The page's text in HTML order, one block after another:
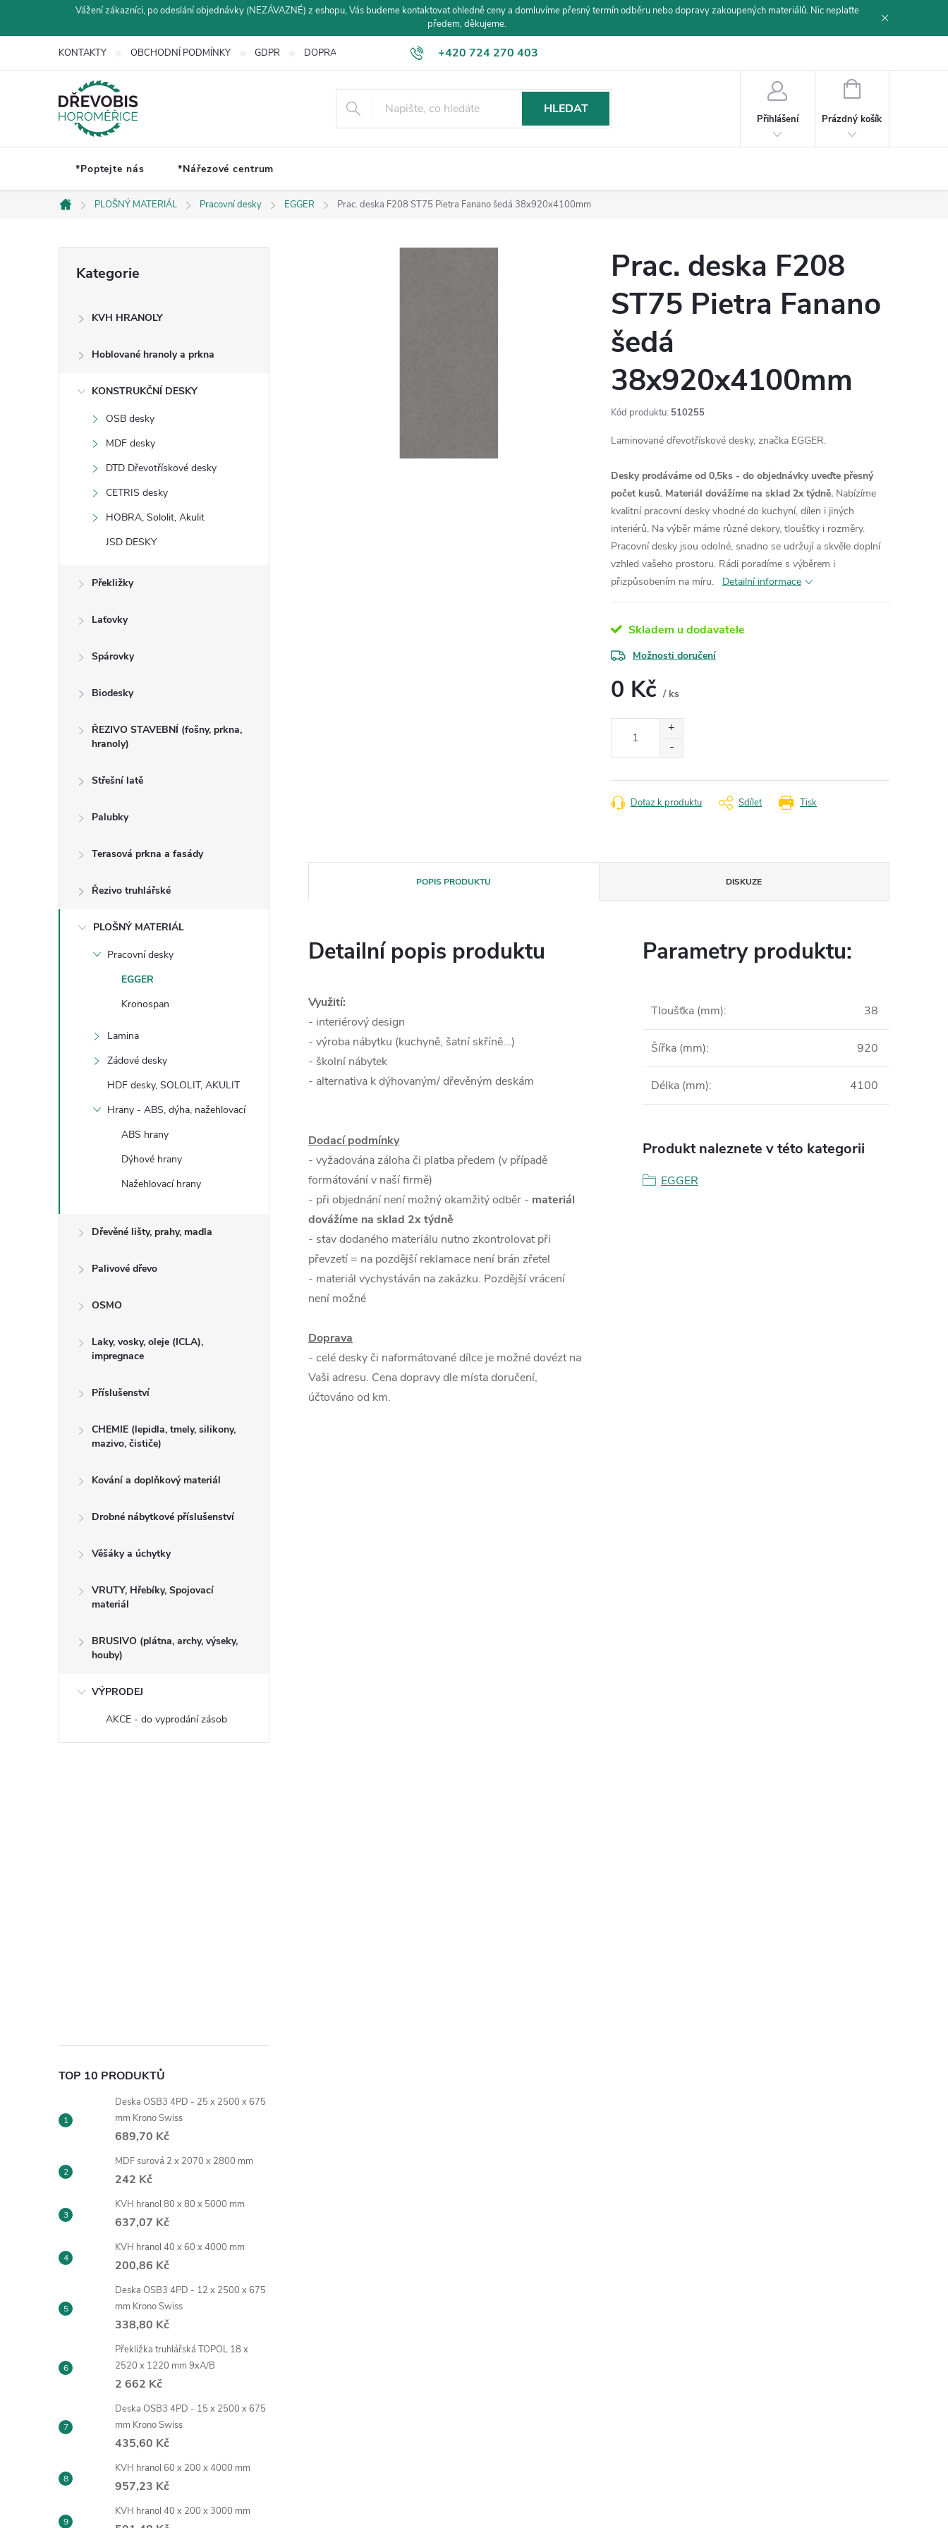
Vážení zákazníci, po odeslání objednávky (NEZÁVAZNÉ) z eshopu, Vás budeme kontaktovat ohledně ceny a domluvíme přesný termín odběru nebo dopravy zakoupených materiálů. Nic neplaťte
předem, děkujeme.
+420 724 270 403
KONTAKTY OBCHODNÍ PODMÍNKY GDPR DOPRAVA A PLATBA
HLEDAT
Přihlášení
NÁKUPNÍ
Prázdný košík
*Poptejte nás *Nářezové centrum
Domů
PLOŠNÝ MATERIÁL Pracovní desky EGGER Prac. deska F208 ST75 Pietra Fanano šedá 38x920x4100mm
kategorie
Kategorie
KVH HRANOLY
Hoblované hranoly a prkna
KONSTRUKČNÍ DESKY
OSB desky
MDF desky
DTD Dřevotřískové desky
CETRIS desky
HOBRA, Sololit, Akulit
JSD DESKY
Překližky
Laťovky
Spárovky
Biodesky
ŘEZIVO STAVEBNÍ (fošny, prkna,
hranoly)
Střešní latě
Palubky
Terasová prkna a fasády
Řezivo truhlářské
PLOŠNÝ MATERIÁL
Pracovní desky
EGGER
Kronospan
Lamina
Zádové desky
HDF desky, SOLOLIT, AKULIT
Hrany - ABS, dýha, nažehlovací
ABS hrany
Dýhové hrany
Nažehlovací hrany
Dřevěné lišty, prahy, madla
Palivové dřevo
OSMO
Laky, vosky, oleje (ICLA),
impregnace
Příslušenství
CHEMIE (lepidla, tmely, silikony,
mazivo, čističe)
Kování a doplňkový materiál
Drobné nábytkové příslušenství
Věšáky a úchytky
VRUTY, Hřebíky, Spojovací
materiál
BRUSIVO (plátna, archy, výseky,
houby)
VÝPRODEJ
AKCE - do vyprodání zásob
TOP 10 PRODUKTŮ
Deska OSB3 4PD - 25 x 2500 x 675
mm Krono Swiss
689,70 Kč
MDF surová 2 x 2070 x 2800 mm
242 Kč
KVH hranol 80 x 80 x 5000 mm
637,07 Kč
KVH hranol 40 x 60 x 4000 mm
200,86 Kč
Deska OSB3 4PD - 12 x 2500 x 675
mm Krono Swiss
338,80 Kč
Překližka truhlářská TOPOL 18 x
2520 x 1220 mm 9xA/B
2 662 Kč
Deska OSB3 4PD - 15 x 2500 x 675
mm Krono Swiss
435,60 Kč
KVH hranol 60 x 200 x 4000 mm
957,23 Kč
KVH hranol 40 x 200 x 3000 mm
Prac. deska F208
ST75 Pietra Fanano
šedá
38x920x4100mm
Kód produktu: 510255
Laminované dřevotřískové desky, značka EGGER.
Desky prodáváme od 0,5ks - do objednávky uveďte přesný
počet kusů. Materiál dovážíme na sklad 2x týdně. Nabízíme
kvalitní pracovní desky vhodné do kuchyní, dílen i jiných
interiérů. Na výběr máme různé dekory, tloušťky i rozměry.
Pracovní desky jsou odolné, snadno se udržují a skvěle doplní
vzhled vašeho prostoru. Rádi poradíme s výběrem i
přizpůsobením na míru.
Detailní informace
Skladem u dodavatele
Možnosti doručení
0 Kč / ks
Tisk
Dotaz k produktu Sdílet
POPIS PRODUKTU DISKUZE
Detailní popis produktu
Využití:
- interiérový design
- výroba nábytku (kuchyně, šatní skříně...)
- školní nábytek
- alternativa k dýhovaným/ dřevěným deskám
Dodací podmínky
- vyžadována záloha či platba předem (v případě
formátování v naší firmě)
- při objednání není možný okamžitý odběr - materiál
dovážíme na sklad 2x týdně
- stav dodaného materiálu nutno zkontrolovat při
převzetí = na pozdější reklamace není brán zřetel
- materiál vychystáván na zakázku. Pozdější vrácení
není možné
Doprava
- celé desky či naformátované dílce je možné dovézt na
Vaši adresu. Cena dopravy dle místa doručení,
účtováno od km.
Parametry produktu:
Tloušťka (mm): 38
Šířka (mm): 920
Délka (mm): 4100
Produkt naleznete v této kategorii
EGGER